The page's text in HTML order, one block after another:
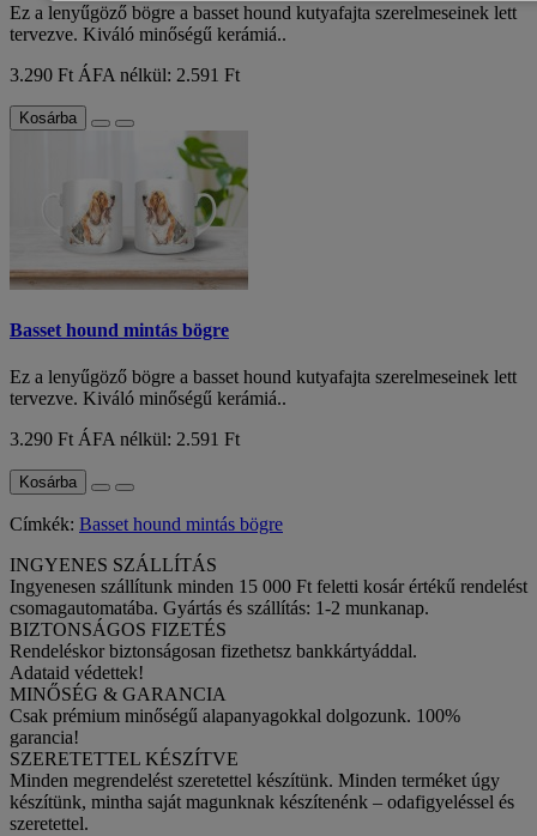
Ez a lenyűgöző bögre a basset hound kutyafajta szerelmeseinek lett
tervezve. Kiváló minőségű kerámiá..
3.290 Ft ÁFA nélkül: 2.591 Ft
Kosárba
Basset hound mintás bögre
Ez a lenyűgöző bögre a basset hound kutyafajta szerelmeseinek lett
tervezve. Kiváló minőségű kerámiá..
3.290 Ft ÁFA nélkül: 2.591 Ft
Kosárba
Címkék: Basset hound mintás bögre
INGYENES SZÁLLÍTÁS
Ingyenesen szállítunk minden 15 000 Ft feletti kosár értékű rendelést
csomagautomatába. Gyártás és szállítás: 1-2 munkanap.
BIZTONSÁGOS FIZETÉS
Rendeléskor biztonságosan fizethetsz bankkártyáddal.
Adataid védettek!
MINŐSÉG & GARANCIA
Csak prémium minőségű alapanyagokkal dolgozunk. 100%
garancia!
SZERETETTEL KÉSZÍTVE
Minden megrendelést szeretettel készítünk. Minden terméket úgy
készítünk, mintha saját magunknak készítenénk – odafigyeléssel és
szeretettel.